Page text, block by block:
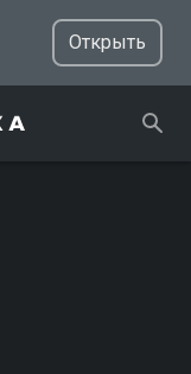
Открыть